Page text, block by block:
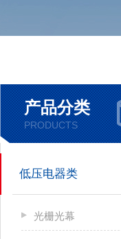
产品分类
PRODUCTS
低压电器类
光栅光幕